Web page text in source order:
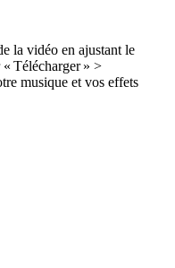
la vidéo en ajustant le
Télécharger » >
musique et vos effets